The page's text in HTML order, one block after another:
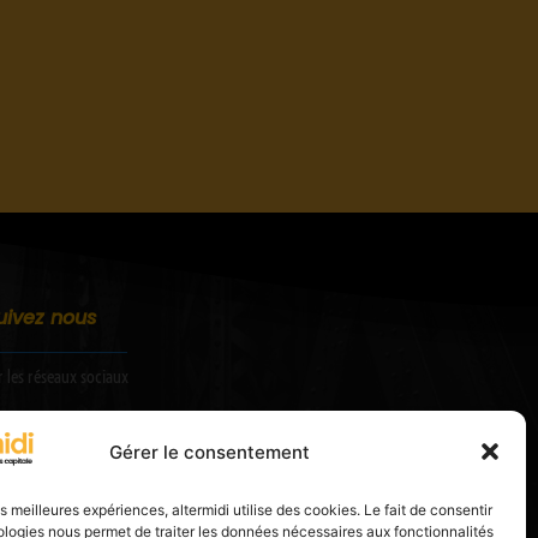
Gérer le consentement
meilleures expériences, altermidi utilise des cookies. Le fait de consentir
nous permet de traiter les données nécessaires aux fonctionnalités
nous
les réseaux sociaux